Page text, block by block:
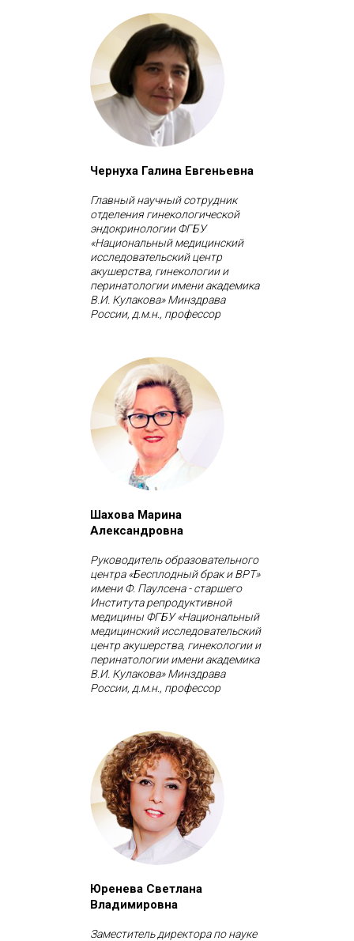
Чернуха Галина Евгеньевна
Главный научный сотрудник
отделения гинекологической
эндокринологии ФГБУ
«Национальный медицинский
исследовательский центр
акушерства, гинекологии и
перинатологии имени академика
В.И. Кулакова» Минздрава
России, д.м.н., профессор
Шахова Марина
Александровна
Руководитель образовательного
центра «Бесплодный брак и ВРТ»
имени Ф. Паулсена - старшего
Института репродуктивной
медицины ФГБУ «Национальный
медицинский исследовательский
центр акушерства, гинекологии и
перинатологии имени академика
В.И. Кулакова» Минздрава
России, д.м.н., профессор
Юренева Светлана
Владимировна
Заместитель директора по науке